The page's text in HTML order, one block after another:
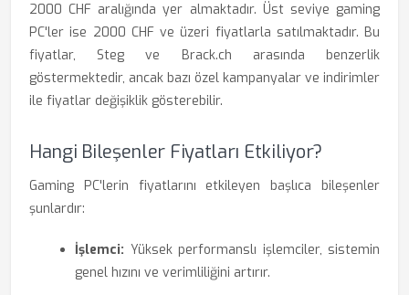
2000 CHF aralığında yer almaktadır. Üst seviye gaming
PC'ler ise 2000 CHF ve üzeri fiyatlarla satılmaktadır. Bu
fiyatlar, Steg ve Brack.ch arasında benzerlik
göstermektedir, ancak bazı özel kampanyalar ve indirimler
ile fiyatlar değişiklik gösterebilir.
Hangi Bileşenler Fiyatları Etkiliyor?
Gaming PC'lerin fiyatlarını etkileyen başlıca bileşenler
şunlardır:
İşlemci: Yüksek performanslı işlemciler, sistemin
genel hızını ve verimliliğini artırır.